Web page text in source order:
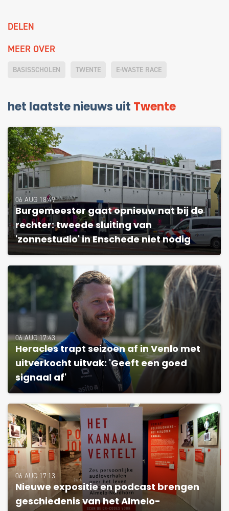
DELEN
MEER OVER
BASISSCHOLEN TWENTE E-WASTE RACE
het laatste nieuws uit Twente
06 AUG 18:49
Burgemeester gaat opnieuw nat bij de
rechter: tweede sluiting van
'zonnestudio' in Enschede niet nodig
06 AUG 17:43
Heracles trapt seizoen af in Venlo met
uitverkocht uitvak: 'Geeft een goed
signaal af'
06 AUG 17:13
Nieuwe expositie en podcast brengen
geschiedenis van het Almelo-